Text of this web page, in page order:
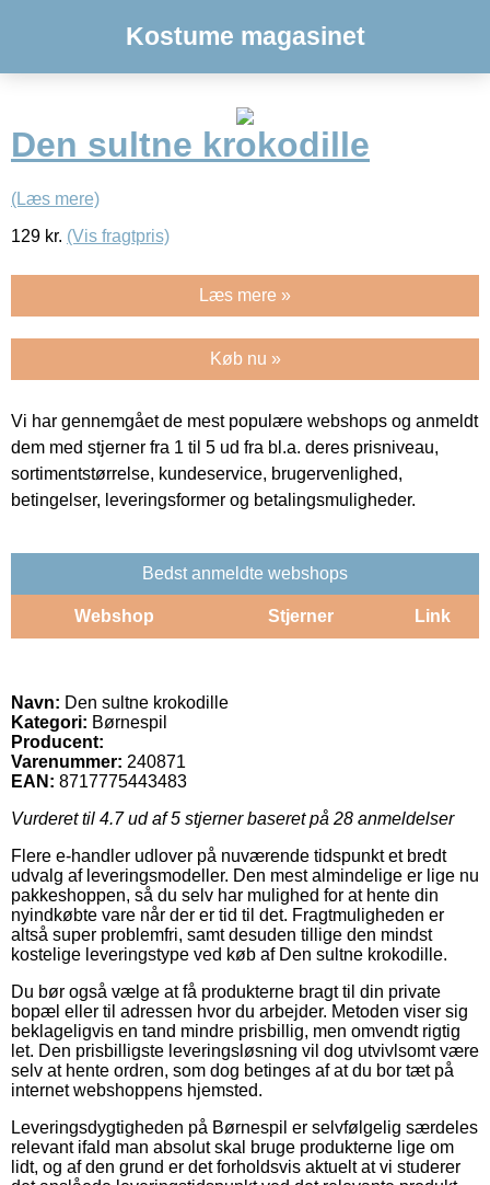
Kostume magasinet
Den sultne krokodille
(Læs mere)
129 kr. (Vis fragtpris)
Læs mere »
Køb nu »
Vi har gennemgået de mest populære webshops og anmeldt
dem med stjerner fra 1 til 5 ud fra bl.a. deres prisniveau,
sortimentstørrelse, kundeservice, brugervenlighed,
betingelser, leveringsformer og betalingsmuligheder.
Bedst anmeldte webshops
Webshop Stjerner Link
Navn: Den sultne krokodille
Kategori: Børnespil
Producent:
Varenummer: 240871
EAN: 8717775443483
Vurderet til 4.7ud af 5 stjerner baseret på 28 anmeldelser
Flere e-handler udlover på nuværende tidspunkt et bredt
udvalg af leveringsmodeller. Den mest almindelige er lige nu
pakkeshoppen, så du selv har mulighed for at hente din
nyindkøbte vare når der er tid til det. Fragtmuligheden er
altså super problemfri, samt desuden tillige den mindst
kostelige leveringstype ved køb af Den sultne krokodille.
Du bør også vælge at få produkterne bragt til din private
bopæl eller til adressen hvor du arbejder. Metoden viser sig
beklageligvis en tand mindre prisbillig, men omvendt rigtig
let. Den prisbilligste leveringsløsning vil dog utvivlsomt være
selv at hente ordren, som dog betinges af at du bor tæt på
internet webshoppens hjemsted.
Leveringsdygtigheden på Børnespil er selvfølgelig særdeles
relevant ifald man absolut skal bruge produkterne lige om
lidt, og af den grund er det forholdsvis aktuelt at vi studerer